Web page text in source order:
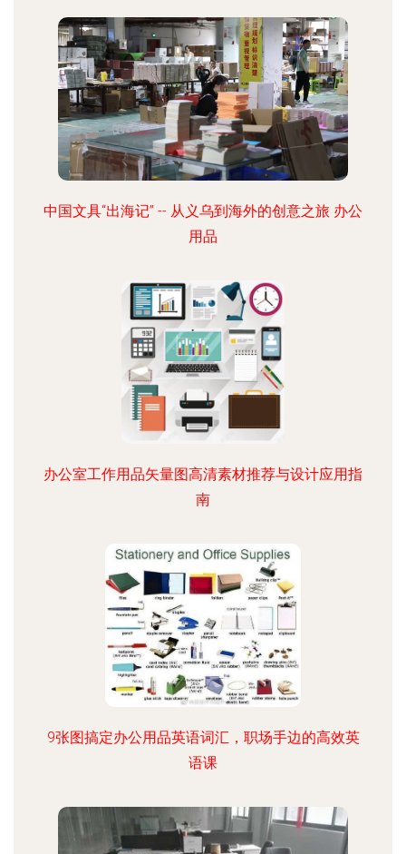
中国文具“出海记” -- 从义乌到海外的创意之旅 办公
用品
办公室工作用品矢量图高清素材推荐与设计应用指
南
9张图搞定办公用品英语词汇，职场手边的高效英
语课